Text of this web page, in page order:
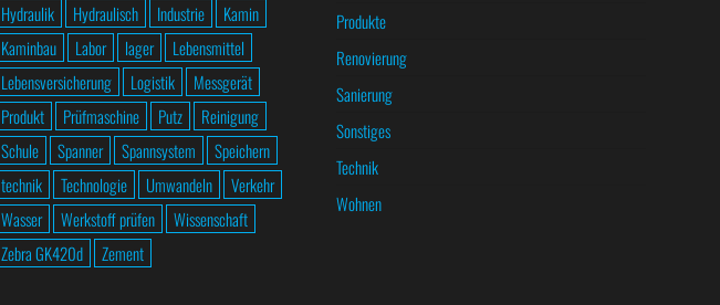
Hydraulik
Hydraulisch Industrie
Kamin
Kaminbau
Labor lager
Lebensmittel
Lebensversicherung
Logistik
Messgerät
Produkt
Prüfmaschine Putz
Reinigung
Schule
Spanner Spannsystem
Speichern
technik
Technologie Umwandeln
Verkehr
Wasser
Werkstoff prüfen
Wissenschaft
Zebra GK420d
Zement
Produkte
Renovierung
Sanierung
Sonstiges
Technik
Wohnen